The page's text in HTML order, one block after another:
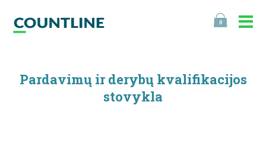
0
Pardavimų ir derybų kvalifikacijos
stovykla